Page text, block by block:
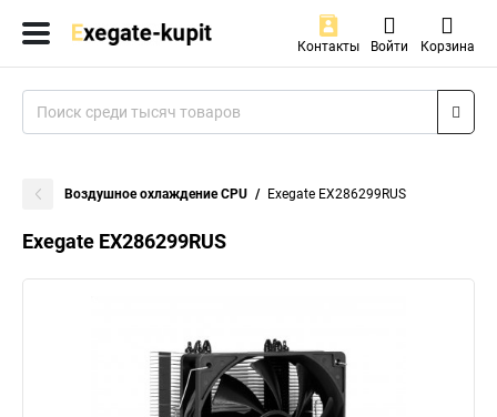
Контакты Войти Корзина
Воздушное охлаждение CPU Exegate EX286299RUS
Exegate EX286299RUS